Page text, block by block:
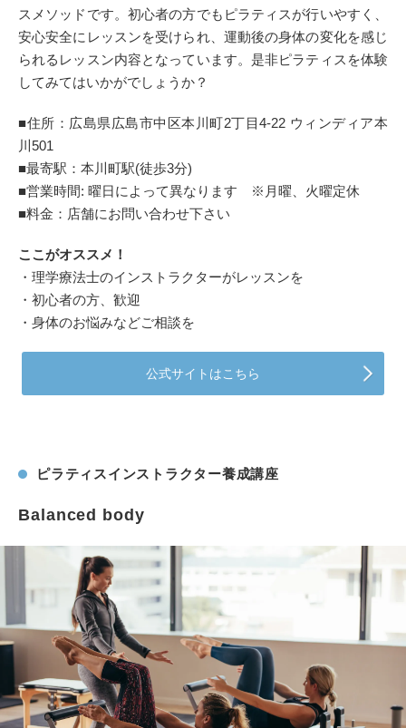
スメソッドです。初心者の方でもピラティスが行いやすく、
安心安全にレッスンを受けられ、運動後の身体の変化を感じ
られるレッスン内容となっています。是非ピラティスを体験
してみてはいかがでしょうか？
■住所：広島県広島市中区本川町2丁目4-22 ウィンディア本
川501
■最寄駅：本川町駅(徒歩3分)
■営業時間: 曜日によって異なります ※月曜、火曜定休
■料金：店舗にお問い合わせ下さい
ここがオススメ！
・理学療法士のインストラクターがレッスンを
・初心者の方、歓迎
・身体のお悩みなどご相談を
公式サイトはこちら
ピラティスインストラクター養成講座
Balanced body